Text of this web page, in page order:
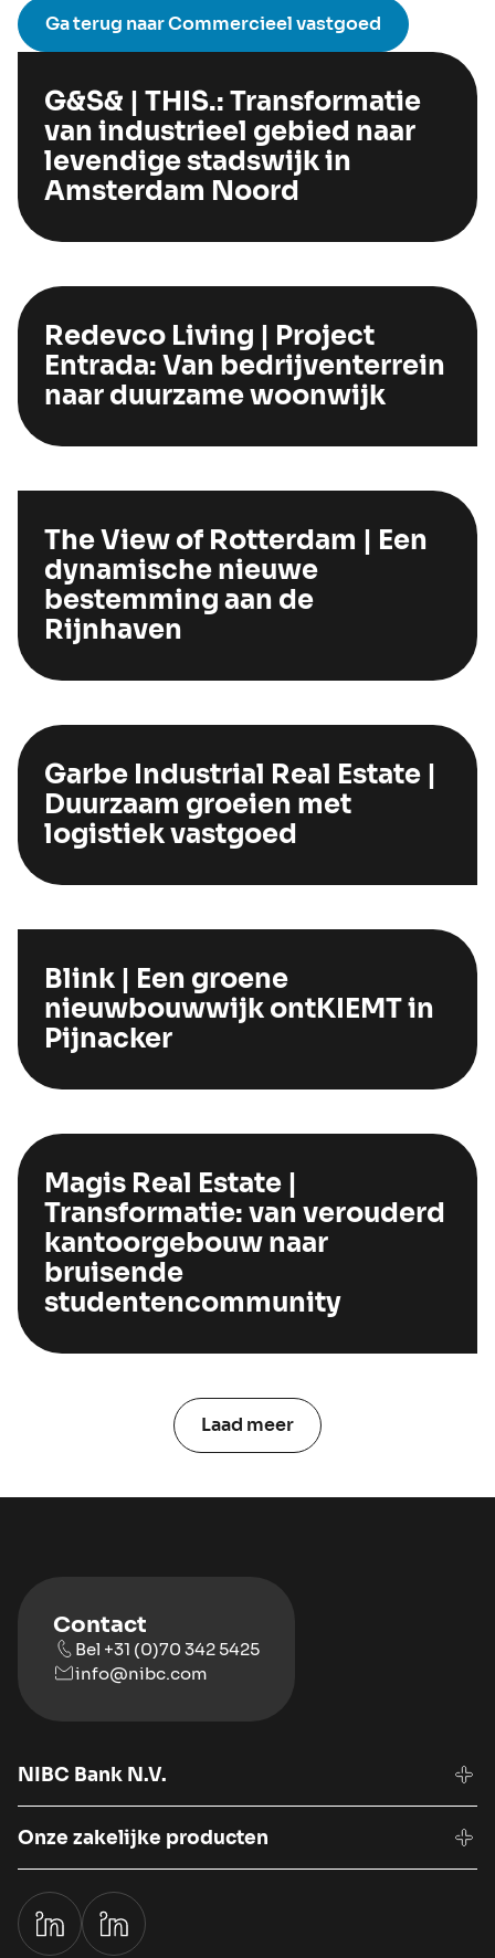
Ga terug naar Commercieel vastgoed
G&S& | THIS.: Transformatie
van industrieel gebied naar
levendige stadswijk in
Amsterdam Noord
Redevco Living | Project
Entrada: Van bedrijventerrein
naar duurzame woonwijk
The View of Rotterdam | Een
dynamische nieuwe
bestemming aan de
Rijnhaven
Garbe Industrial Real Estate |
Duurzaam groeien met
logistiek vastgoed
Blink | Een groene
nieuwbouwwijk ontKIEMT in
Pijnacker
Magis Real Estate |
Transformatie: van verouderd
kantoorgebouw naar
bruisende
studentencommunity
Laad meer
Contact
Bel +31 (0)70 342 5425
info@nibc.com
NIBC Bank N.V.
Onze zakelijke producten